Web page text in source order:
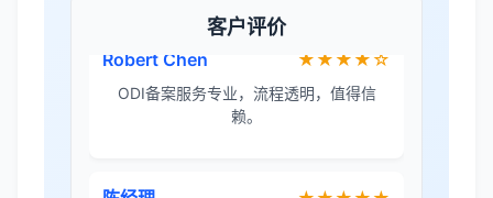
客户评价
Robert Chen ★★★★☆
ODI备案服务专业，流程透明，值得信
赖。